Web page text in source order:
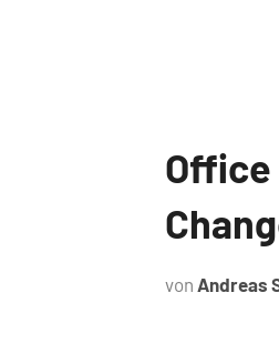
Referenz
von Andreas